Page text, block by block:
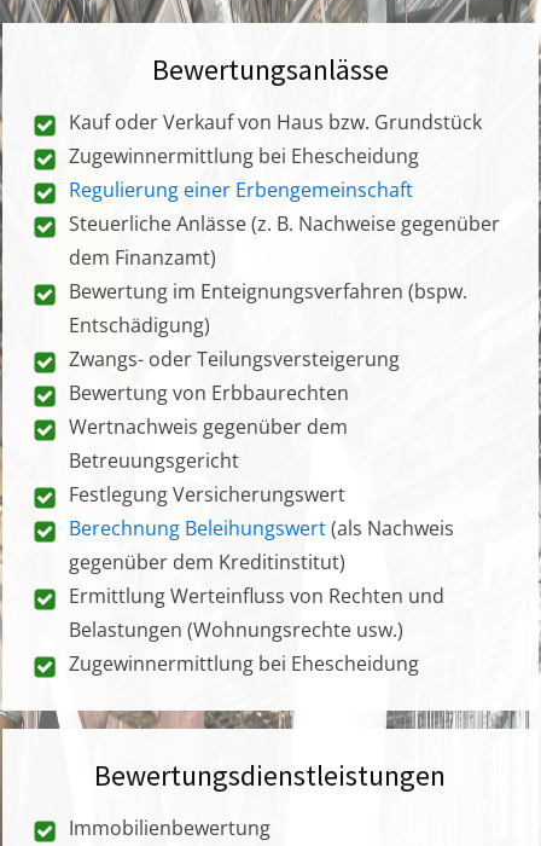
Bewertungsanlässe
Kauf oder Verkauf von Haus bzw. Grundstück
Zugewinnermittlung bei Ehescheidung
Regulierung einer Erbengemeinschaft
Steuerliche Anlässe (z. B. Nachweise gegenüber
dem Finanzamt)
Bewertung im Enteignungsverfahren (bspw.
Entschädigung)
Zwangs- oder Teilungsversteigerung
Bewertung von Erbbaurechten
Wertnachweis gegenüber dem
Betreuungsgericht
Festlegung Versicherungswert
Berechnung Beleihungswert(als Nachweis
gegenüber dem Kreditinstitut)
Ermittlung Werteinfluss von Rechten und
Belastungen (Wohnungsrechte usw.)
Zugewinnermittlung bei Ehescheidung
Bewertungsdienstleistungen
Immobilienbewertung